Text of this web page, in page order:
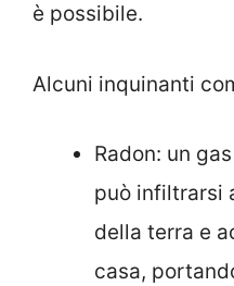
è possibile.
Alcuni inquinanti
Radon: un
può infiltrarsi
della terra e
casa,